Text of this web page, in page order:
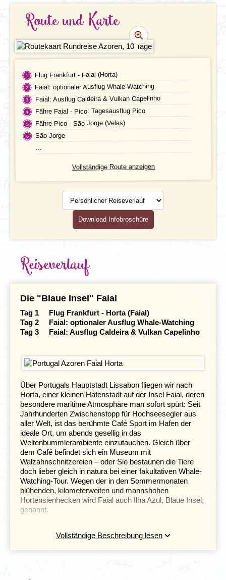
REISEVERLAUF
TERMINE | PREISE
REZENSIONEN
PRAKTISCHE INFOS
Unterkunft
Fluginformationen
Reisedokumente
Mahlzeiten
Individuelle An- & Abreise
FAQ
FOTOS UND VIDEOS
Route und Karte
Flug Frankfurt - Faial (Horta)
Faial: optionaler Ausflug Whale-Watching
Faial: Ausflug Caldeira & Vulkan Capelinho
Fähre Faial - Pico: Tagesausflug Pico
Fähre Pico - São Jorge (Velas)
São Jorge
...
Vollständige Route anzeigen
Reiseverlauf
Download Infobroschüre
Reiseverlauf
Die "Blaue Insel" Faial
Tag 1 Flug Frankfurt - Horta (Faial)
Tag 2 Faial: optionaler Ausflug Whale-Watching
Tag 3 Faial: Ausflug Caldeira & Vulkan Capelinho
Über Portugals Hauptstadt Lissabon fliegen wir nach
Horta, einer kleinen Hafenstadt auf der Insel Faial, deren
besondere maritime Atmosphäre man sofort spürt: Seit
Jahrhunderten Zwischenstopp für Hochseesegler aus
aller Welt, ist das berühmte Café Sport im Hafen der
ideale Ort, um abends gesellig in das
Weltenbummlerambiente einzutauchen. Gleich über
dem Café befindet sich ein Museum mit
Walzahnschnitzereien – oder Sie bestaunen die Tiere
doch lieber gleich in natura bei einer fakultativen Whale-
Watching-Tour. Wegen der in den Sommermonaten
blühenden, kilometerweiten und mannshohen
Hortensienhecken wird Faial auch Ilha Azul, Blaue Insel,
genannt.
Vollständige Beschreibung lesen